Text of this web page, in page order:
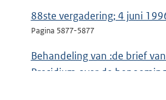
88ste vergadering; 4 juni
Pagina 5877-5877
Behandeling van :de brief
Presidium over de